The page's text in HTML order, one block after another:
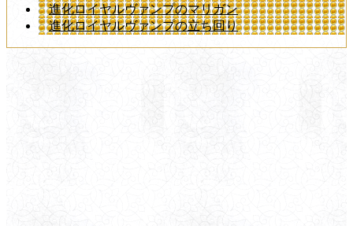
進化ロイヤルヴァンプのマリガン
進化ロイヤルヴァンプの立ち回り